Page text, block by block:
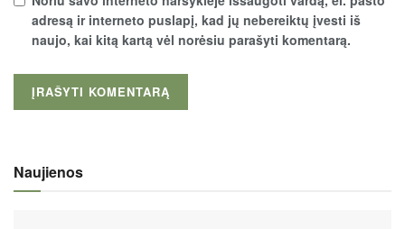
adresą ir interneto puslapį, kad jų nebereiktų įvesti iš
naujo, kai kitą kartą vėl norėsiu parašyti komentarą.
Naujienos